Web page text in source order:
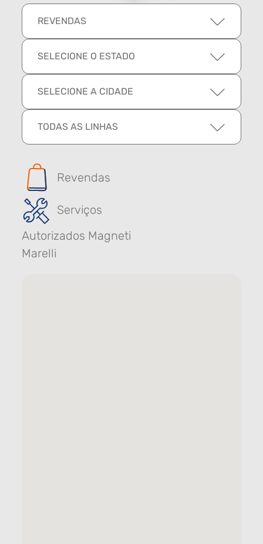
REVENDAS
SELECIONE O ESTADO
SELECIONE A CIDADE
TODAS AS LINHAS
Revendas
Serviços
Autorizados Magneti
Marelli